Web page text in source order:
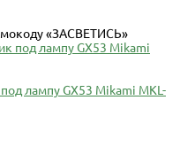
«ЗАСВЕТИСЬ»
лампу GX53 Mikami MKL-